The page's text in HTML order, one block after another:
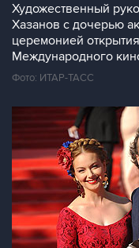
Художественный
Хазанов с дочерью
церемонией
Международного
Фото: ИТАР-ТАСС